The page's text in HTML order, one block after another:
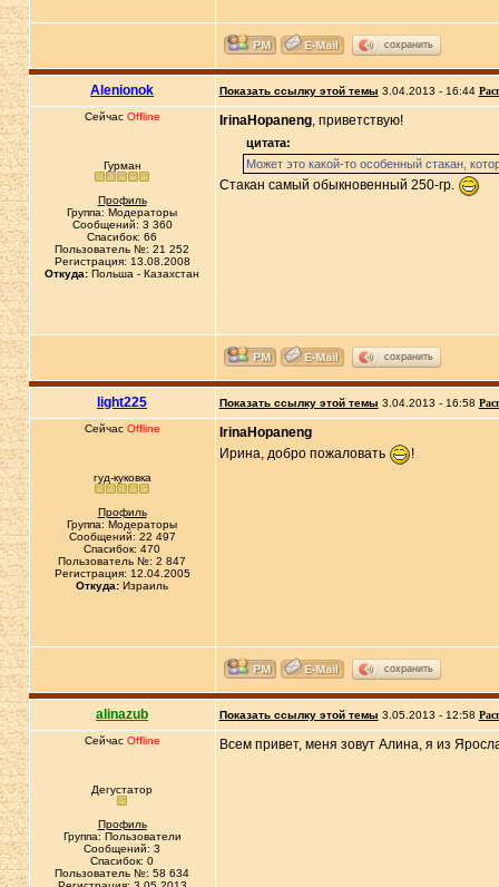
сохранить
Alenionok Показать ссылку этой темы 3.04.2013 - 16:44
Сейчас Offline
Гурман
Профиль
Группа: Модераторы
Сообщений: 3 360
Спасибок: 66
Пользователь №: 21 252
Регистрация: 13.08.2008
Откуда: Польша - Казахстан
IrinaHopaneng, приветствую!
цитата:
Может это какой-то особенный стакан,
Стакан самый обыкновенный 250-гр.
сохранить
light225 Показать ссылку этой темы 3.04.2013 - 16:58
Сейчас Offline
гуд-куковка
Профиль
Группа: Модераторы
Сообщений: 22 497
Спасибок: 470
Пользователь №: 2 847
Регистрация: 12.04.2005
Откуда: Израиль
IrinaHopaneng
Ирина, добро пожаловать
!
сохранить
alinazub Показать ссылку этой темы 3.05.2013 - 12:58
Сейчас Offline
Дегустатор
Профиль
Группа: Пользователи
Сообщений: 3
Спасибок: 0
Пользователь №: 58 634
Всем привет, меня зовут Алина, я из